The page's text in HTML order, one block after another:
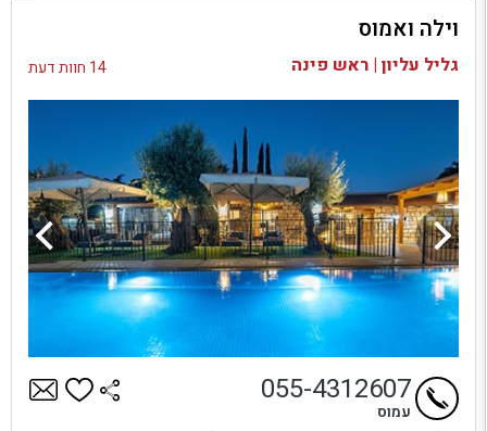
בדיקת זמינות ומחירים
וילה ואמוס
גליל עליון | ראש פינה 14 חוות דעת
055-4312607
עמוס